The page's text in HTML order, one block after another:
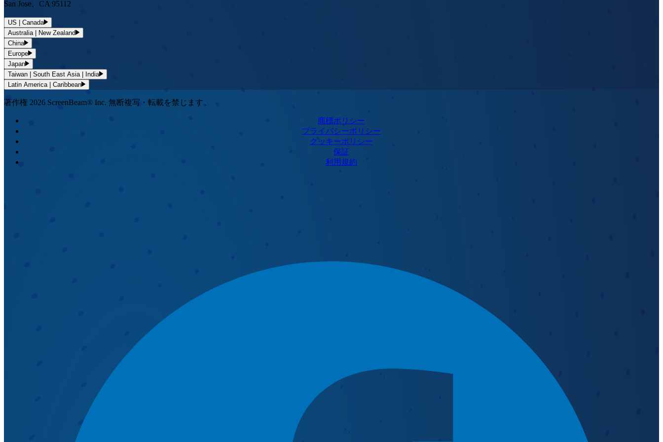
San Jose、CA 95112
US | Canada
Australia | New Zealand
China
Europe
Japan
Taiwan | South East Asia | India
Latin America | Caribbean
著作権 2026 ScreenBeam® Inc. 無断複写・転載を禁じます。
商標ポリシー
プライバシーポリシー
クッキーポリシー
保証
利用規約